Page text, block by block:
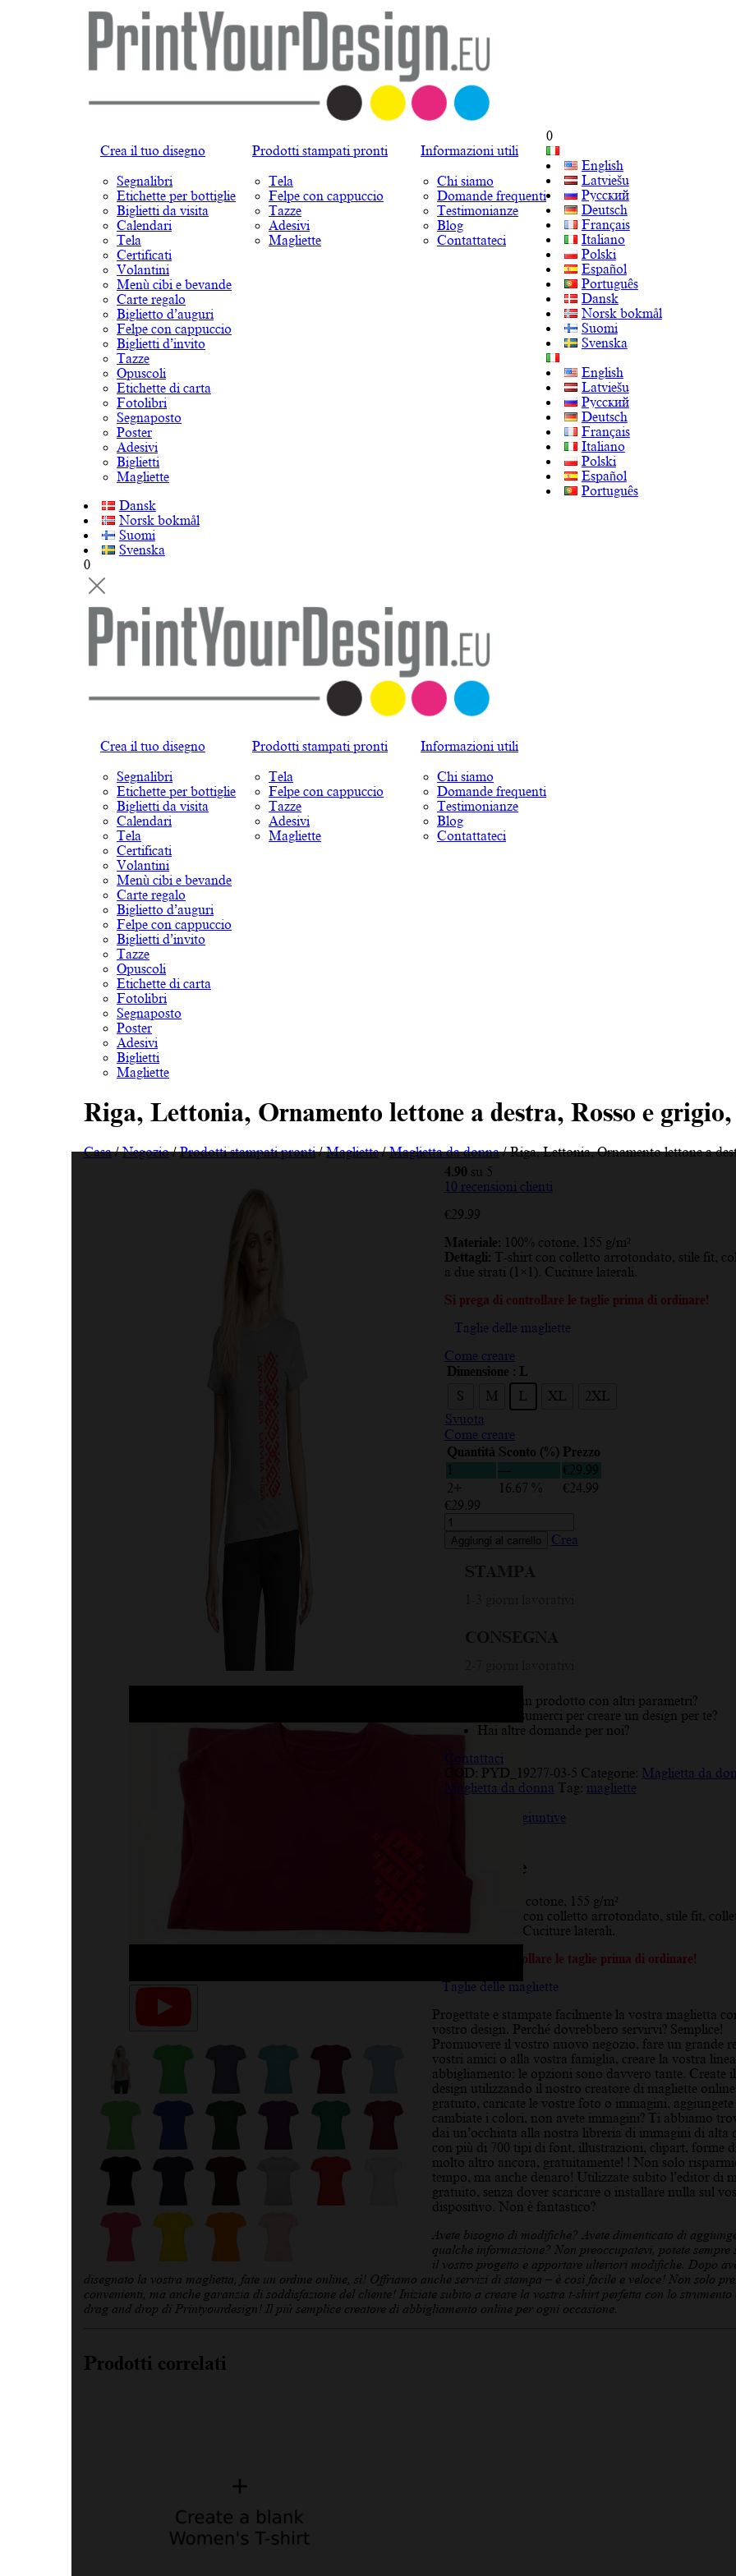
Crea il tuo disegno
Segnalibri
Etichette per bottiglie
Biglietti da visita
Calendari
Tela
Certificati
Volantini
Menù cibi e bevande
Carte regalo
Biglietto d’auguri
Felpe con cappuccio
Biglietti d’invito
Tazze
Opuscoli
Etichette di carta
Fotolibri
Segnaposto
Poster
Adesivi
Biglietti
Magliette
Prodotti stampati pronti
Tela
Felpe con cappuccio
Tazze
Adesivi
Magliette
Informazioni utili
Chi siamo
Domande frequenti
Testimonianze
Blog
Contattateci
0
English
Latviešu
Русский
Deutsch
Français
Italiano
Polski
Español
Português
Dansk
Norsk bokmål
Suomi
Svenska
English
Latviešu
Русский
Deutsch
Français
Italiano
Polski
Español
Português
Dansk
Norsk bokmål
Suomi
Svenska
0
Crea il tuo disegno
Segnalibri
Etichette per bottiglie
Biglietti da visita
Calendari
Tela
Certificati
Volantini
Menù cibi e bevande
Carte regalo
Biglietto d’auguri
Felpe con cappuccio
Biglietti d’invito
Tazze
Opuscoli
Etichette di carta
Fotolibri
Segnaposto
Poster
Adesivi
Biglietti
Magliette
Prodotti stampati pronti
Tela
Felpe con cappuccio
Tazze
Adesivi
Magliette
Informazioni utili
Chi siamo
Domande frequenti
Testimonianze
Blog
Contattateci
Riga, Lettonia, Ornamento lettone a destra, Rosso e
Casa/Negozio/Prodotti stampati pronti/Magliette/Maglietta da donna/ Riga, Lettonia, Ornamento lettone a
4.90 su 5
10 recensioni clienti
€29.99
Materiale: 100% cotone, 155 g/m²
Dettagli: T-shirt con colletto arrotondato, stile fit,
a due strati (1×1). Cuciture laterali.
Si prega di controllare le taglie prima di ordinare!
Taglie delle magliette
Come creare
Dimensione : L
S
M L XL
2XL
Svuota
Come creare
Quantità Sconto (%) Prezzo
1
— € 29.99
2+
16.67 % €24.99
€29.99
Riga,
Lettonia,
Ornamento
donna
Aggiungi al carrello Crea
Cerchi un prodotto con altri parametri?
Vuoi assumerci per creare un design per te?
Hai altre domande per noi?
Contattaci
COD: PYD_19277-03-5 Categorie: Maglietta da
Maglietta da donna Tag: magliette
Informazioni aggiuntive
Descrizione
100% cotone, 155 g/m²
T-shirt con colletto arrotondato, stile fit,
due strati (1×1). Cuciture laterali.
Si prega di controllare le taglie prima di ordinare!
Taglie delle magliette
Progettate e stampate facilmente la vostra maglietta
vostro design. Perché dovrebbero servirvi? Semplice!
Promuovere il vostro nuovo negozio, fare un grande
vostri amici o alla vostra famiglia, creare la vostra
abbigliamento: le opzioni sono davvero tante. Create
design utilizzando il nostro creatore di magliette online
gratuito, caricate le vostre foto o immagini, aggiungete
cambiate i colori, non avete immagini? Ti abbiamo
dai un’occhiata alla nostra libreria di immagini di alta
con più di 700 tipi di font, illustrazioni, clipart, forme
molto altro ancora, gratuitamente! ! Non solo
tempo, ma anche denaro! Utilizzate subito l’editor di
gratuito, senza dover scaricare o installare nulla sul
dispositivo. Non è fantastico?
Avete bisogno di modifiche? Avete dimenticato di
qualche informazione? Non preoccupatevi, potete sempre
il vostro progetto e apportare ulteriori modifiche. Dopo
disegnato la vostra maglietta, fate un ordine online, sì! Offriamo anche servizi di stampa – è così facile e veloce! Non solo
convenienti, ma anche garanzia di soddisfazione del cliente! Iniziate subito a creare la vostra t-shirt perfetta con lo strumento
drag and drop di Printyourdesign! Il più semplice creatore di abbigliamento online per ogni occasione.
Prodotti correlati